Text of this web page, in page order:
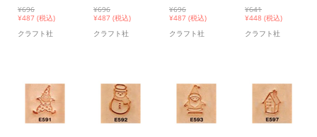
¥696
¥487 (税込)
クラフト社
¥696
¥487 (税込)
クラフト社
¥696
¥487 (税込)
クラフト社
¥641
¥448 (税込)
クラフト社